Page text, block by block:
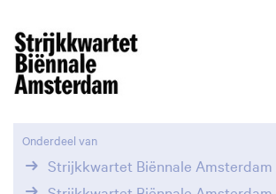
Onderdeel van
Strijkkwartet Biënnale Amsterdam